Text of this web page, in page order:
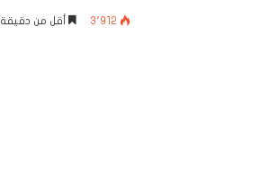
3٬912 أقل من دقيقة